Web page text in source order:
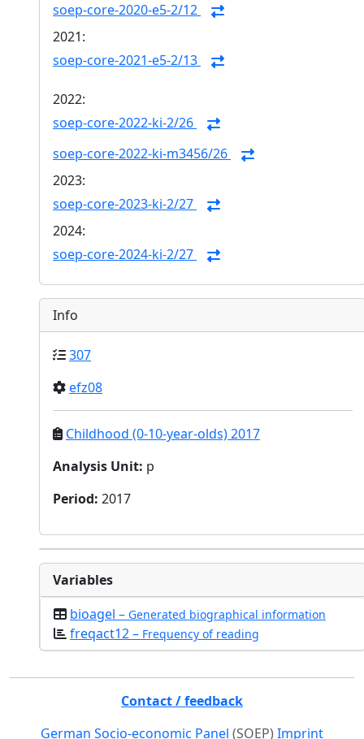
soep-core-2020-e5-2/12
2021:
soep-core-2021-e5-2/13
2022:
soep-core-2022-ki-2/26
soep-core-2022-ki-m3456/26
2023:
soep-core-2023-ki-2/27
2024:
soep-core-2024-ki-2/27
Info
307
efz08
Childhood (0-10-year-olds) 2017
Analysis Unit: p
Period: 2017
Variables
bioagel – Generated biographical information
freqact12 – Frequency of reading
Contact / feedback
German Socio-economic Panel (SOEP) Imprint